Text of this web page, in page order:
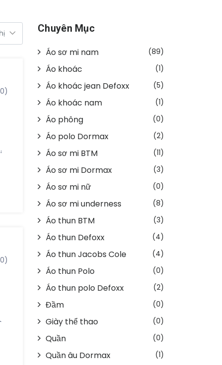
Chuyên Mục
Áo sơ mi nam (89)
Áo khoác (1)
Áo khoác jean Defoxx (5)
Áo khoác nam (1)
Áo phông (0)
Áo polo Dormax (2)
Áo sơ mi BTM (11)
Áo sơ mi Dormax (3)
Áo sơ mi nữ (0)
Áo sơ mi underness (8)
Áo thun BTM (3)
Áo thun Defoxx (4)
Áo thun Jacobs Cole (4)
Áo thun Polo (0)
Áo thun polo Defoxx (2)
Đầm (0)
Giày thể thao (0)
Quần (0)
Quần âu Dormax (1)